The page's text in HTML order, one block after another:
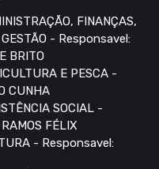
FINANÇAS,
- Responsavel:
BRITO
E PESCA -
CUNHA
SOCIAL -
FÉLIX
- Responsavel: